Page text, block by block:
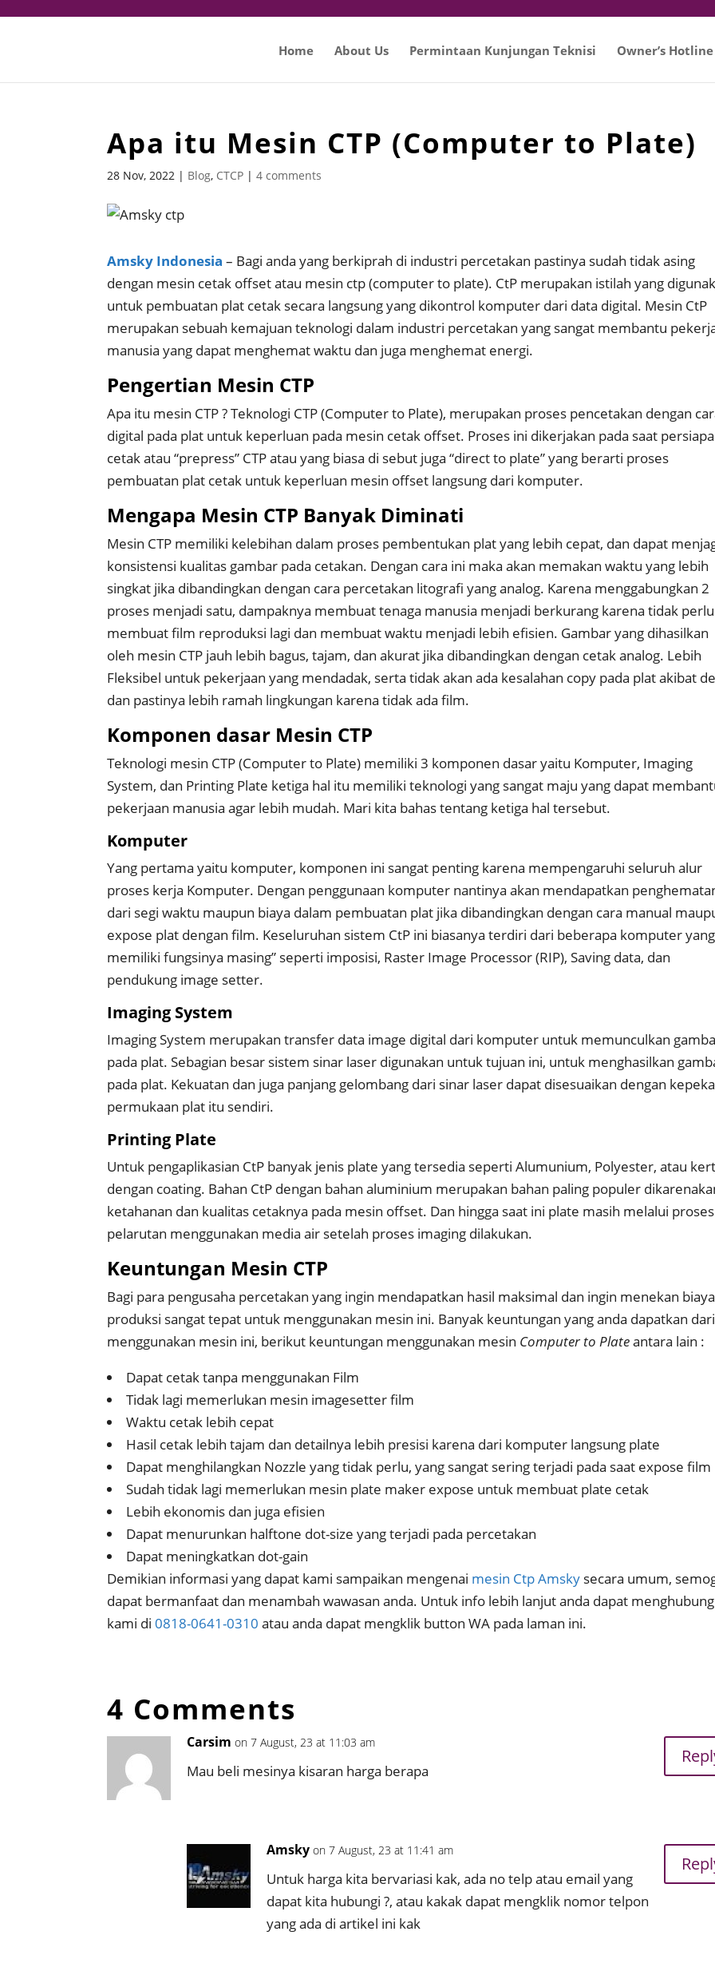
Home About Us Permintaan Kunjungan Teknisi Owner’s Hotline
Apa itu Mesin CTP (Computer to Plate)
28 Nov, 2022 | Blog, CTCP |4 comments
Amsky Indonesia – Bagi anda yang berkiprah di industri percetakan pastinya sudah tidak asing
dengan mesin cetak offset atau mesin ctp (computer to plate). CtP merupakan istilah yang
untuk pembuatan plat cetak secara langsung yang dikontrol komputer dari data digital. Mesin CtP
merupakan sebuah kemajuan teknologi dalam industri percetakan yang sangat membantu
manusia yang dapat menghemat waktu dan juga menghemat energi.
Pengertian Mesin CTP
Apa itu mesin CTP ? Teknologi CTP (Computer to Plate), merupakan proses pencetakan dengan
digital pada plat untuk keperluan pada mesin cetak offset. Proses ini dikerjakan pada saat
cetak atau “prepress” CTP atau yang biasa di sebut juga “direct to plate” yang berarti proses
pembuatan plat cetak untuk keperluan mesin offset langsung dari komputer.
Mengapa Mesin CTP Banyak Diminati
Mesin CTP memiliki kelebihan dalam proses pembentukan plat yang lebih cepat, dan dapat
konsistensi kualitas gambar pada cetakan. Dengan cara ini maka akan memakan waktu yang lebih
singkat jika dibandingkan dengan cara percetakan litografi yang analog. Karena menggabungkan 2
proses menjadi satu, dampaknya membuat tenaga manusia menjadi berkurang karena tidak perlu
membuat film reproduksi lagi dan membuat waktu menjadi lebih efisien. Gambar yang dihasilkan
oleh mesin CTP jauh lebih bagus, tajam, dan akurat jika dibandingkan dengan cetak analog. Lebih
Fleksibel untuk pekerjaan yang mendadak, serta tidak akan ada kesalahan copy pada plat akibat
dan pastinya lebih ramah lingkungan karena tidak ada film.
Komponen dasar Mesin CTP
Teknologi mesin CTP (Computer to Plate) memiliki 3 komponen dasar yaitu Komputer, Imaging
System, dan Printing Plate ketiga hal itu memiliki teknologi yang sangat maju yang dapat
pekerjaan manusia agar lebih mudah. Mari kita bahas tentang ketiga hal tersebut.
Komputer
Yang pertama yaitu komputer, komponen ini sangat penting karena mempengaruhi seluruh alur
proses kerja Komputer. Dengan penggunaan komputer nantinya akan mendapatkan
dari segi waktu maupun biaya dalam pembuatan plat jika dibandingkan dengan cara manual
expose plat dengan film. Keseluruhan sistem CtP ini biasanya terdiri dari beberapa komputer yang
memiliki fungsinya masing” seperti imposisi, Raster Image Processor (RIP), Saving data, dan
pendukung image setter.
Imaging System
Imaging System merupakan transfer data image digital dari komputer untuk memunculkan
pada plat. Sebagian besar sistem sinar laser digunakan untuk tujuan ini, untuk menghasilkan
pada plat. Kekuatan dan juga panjang gelombang dari sinar laser dapat disesuaikan dengan
permukaan plat itu sendiri.
Printing Plate
Untuk pengaplikasian CtP banyak jenis plate yang tersedia seperti Alumunium, Polyester, atau
dengan coating. Bahan CtP dengan bahan aluminium merupakan bahan paling populer
ketahanan dan kualitas cetaknya pada mesin offset. Dan hingga saat ini plate masih melalui proses
pelarutan menggunakan media air setelah proses imaging dilakukan.
Keuntungan Mesin CTP
Bagi para pengusaha percetakan yang ingin mendapatkan hasil maksimal dan ingin menekan biaya
produksi sangat tepat untuk menggunakan mesin ini. Banyak keuntungan yang anda dapatkan dari
menggunakan mesin ini, berikut keuntungan menggunakan mesin Computer to Plateantara lain :
Dapat cetak tanpa menggunakan Film
Tidak lagi memerlukan mesin imagesetter film
Waktu cetak lebih cepat
Hasil cetak lebih tajam dan detailnya lebih presisi karena dari komputer langsung plate
Dapat menghilangkan Nozzle yang tidak perlu, yang sangat sering terjadi pada saat expose film
Sudah tidak lagi memerlukan mesin plate maker expose untuk membuat plate cetak
Lebih ekonomis dan juga efisien
Dapat menurunkan halftone dot-size yang terjadi pada percetakan
Dapat meningkatkan dot-gain
Demikian informasi yang dapat kami sampaikan mengenai mesin Ctp Amsky secara umum,
dapat bermanfaat dan menambah wawasan anda. Untuk info lebih lanjut anda dapat
kami di0818-0641-0310 atau anda dapat mengklik button WA pada laman ini.
4 Comments
Carsim on 7 August, 23 at 11:03 am
Mau beli mesinya kisaran harga berapa
Amsky on 7 August, 23 at 11:41 am
Untuk harga kita bervariasi kak, ada no telp atau email yang
dapat kita hubungi ?, atau kakak dapat mengklik nomor telpon
yang ada di artikel ini kak